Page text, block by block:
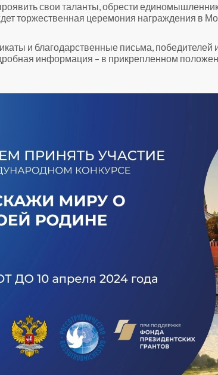
свои таланты, обрести
торжественная церемония награждения в
и благодарственные письма,
информация – в прикрепленном